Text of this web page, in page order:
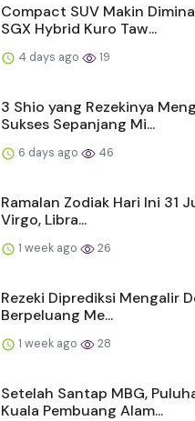
Compact SUV Makin
SGX Hybrid Kuro Taw...
4 days ago 19
3 Shio yang Rezekinya
Sukses Sepanjang Mi...
6 days ago 46
Ramalan Zodiak Hari Ini 31
Virgo, Libra...
1 week ago 26
Rezeki Diprediksi Mengalir
Berpeluang Me...
1 week ago 28
Setelah Santap MBG,
Kuala Pembuang Alam...